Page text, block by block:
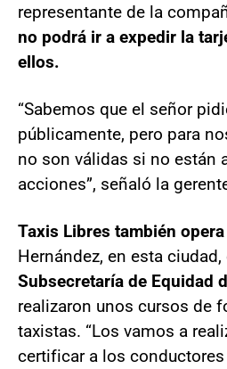
representante de la
no podrá ir a expedir la
ellos.
“Sabemos que el señor
públicamente, pero para
no son válidas si no están
acciones”, señaló la
Taxis Libres también opera
Hernández, en esta
Subsecretaría de Equidad
realizaron unos cursos de
taxistas. “Los vamos a
certificar a los